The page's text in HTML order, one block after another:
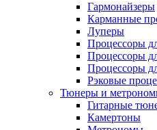
Гармонайзеры
Карманные
Луперы
Процессоры
Процессоры
Процессоры
Рэковые
Тюнеры и
Гитарные
Камертоны